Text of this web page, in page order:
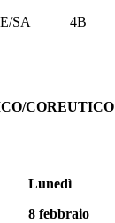
SA 4B
COREUTICO
Lunedì
8 febbraio